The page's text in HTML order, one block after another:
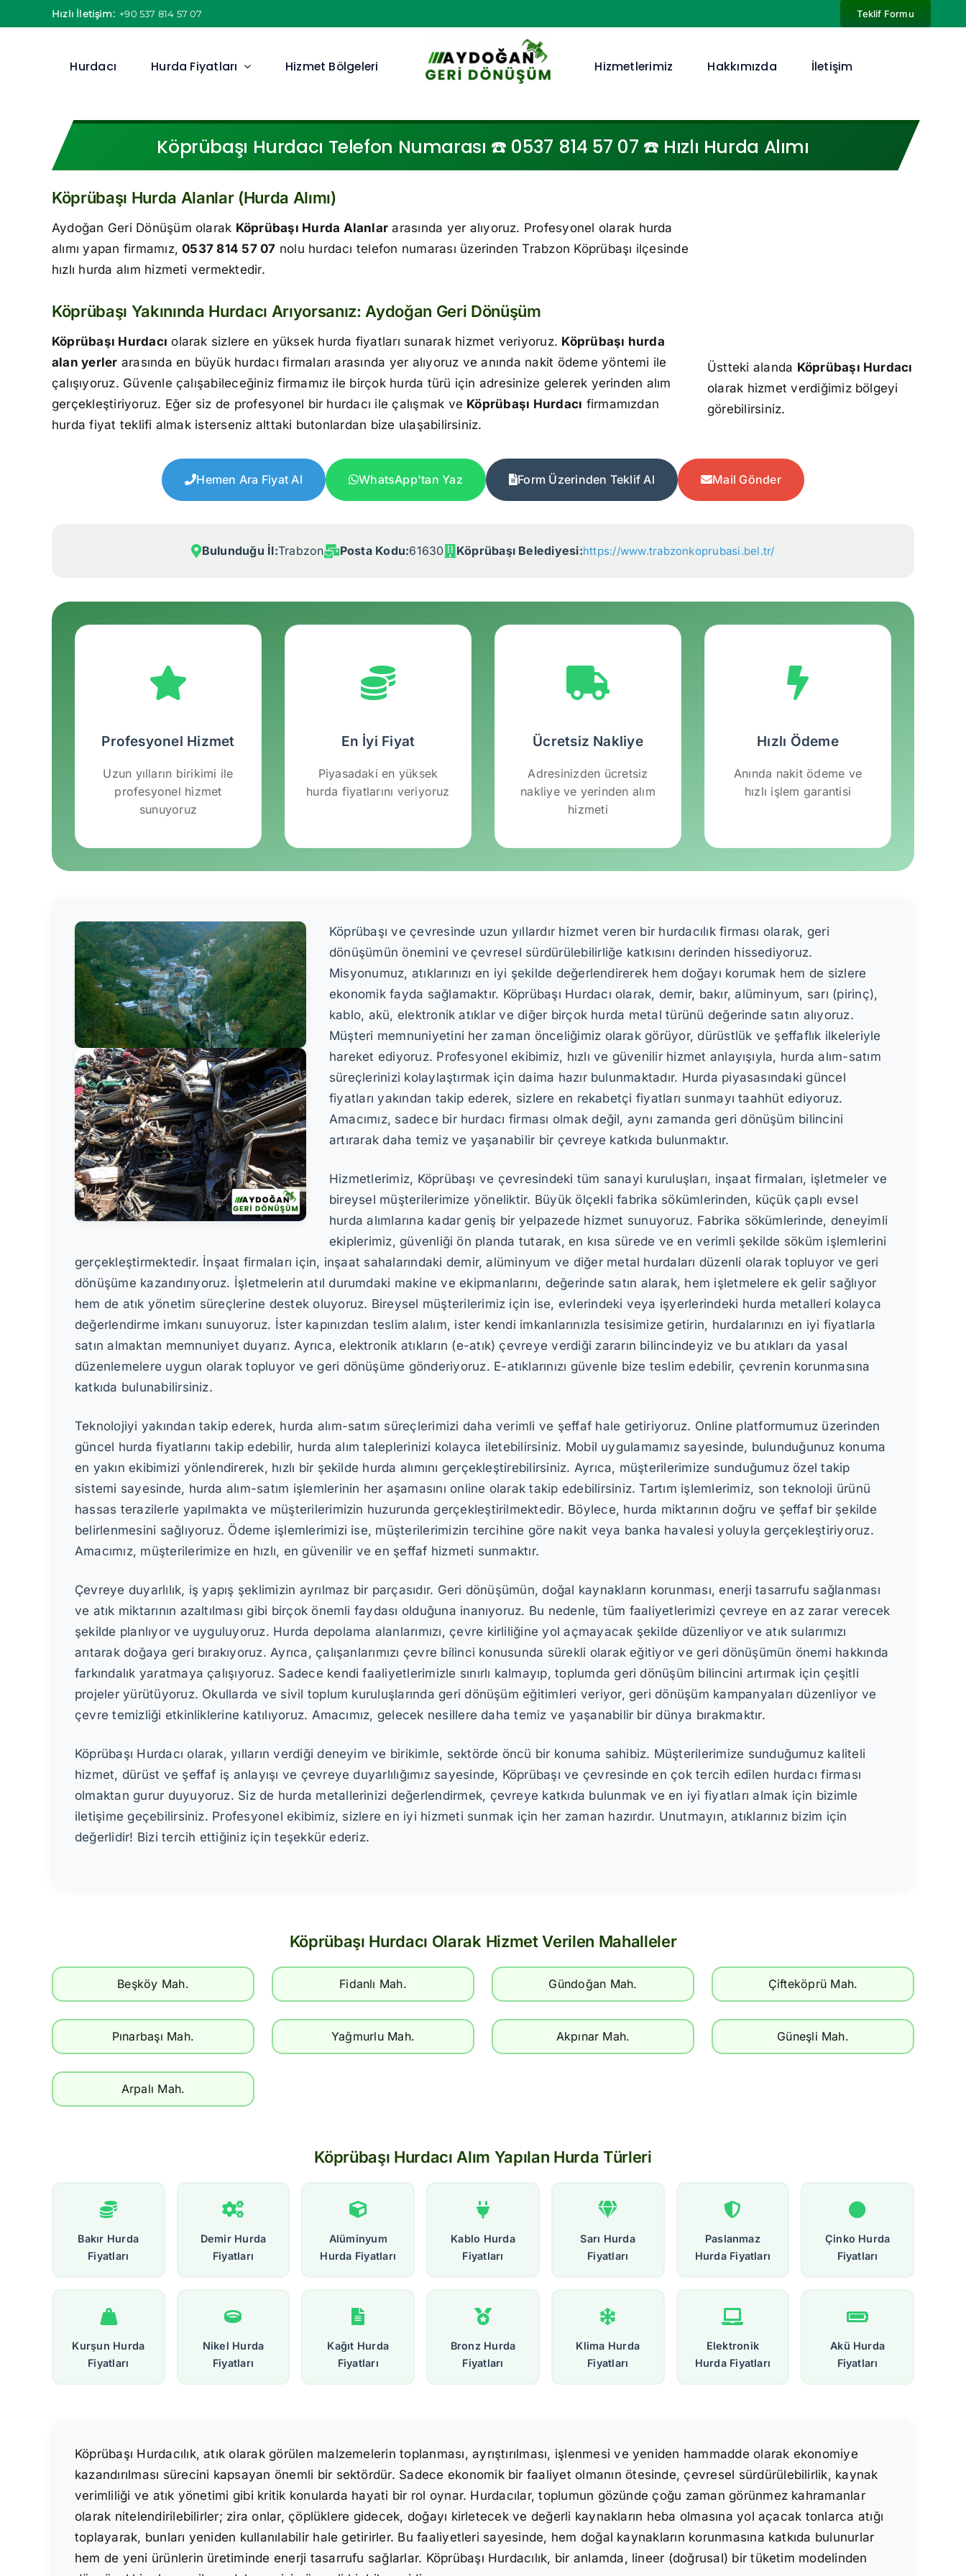
to
Hızlı İletişim: +90 537 814 57 07 Teklif Formu
Hurdacı Hurda Fiyatları Hizmet Bölgeleri Hizmetlerimiz Hakkımızda İletişim
Köprübaşı Hurdacı Telefon Numarası ☎️ 0537 814 57 07 ☎️ Hızlı Hurda Alımı
Köprübaşı Hurda Alanlar (Hurda Alımı)
Aydoğan Geri Dönüşüm olarak Köprübaşı Hurda Alanlar arasında yer alıyoruz. Profesyonel olarak hurda
alımı yapan firmamız,0537 814 57 07 nolu hurdacı telefon numarası üzerinden Trabzon Köprübaşı ilçesinde
hızlı hurda alım hizmeti vermektedir.
Köprübaşı Yakınında Hurdacı Arıyorsanız: Aydoğan Geri Dönüşüm
Köprübaşı Hurdacı olarak sizlere en yüksek hurda fiyatları sunarak hizmet veriyoruz. Köprübaşı hurda
alan yerler arasında en büyük hurdacı firmaları arasında yer alıyoruz ve anında nakit ödeme yöntemi ile
çalışıyoruz. Güvenle çalışabileceğiniz firmamız ile birçok hurda türü için adresinize gelerek yerinden alım
gerçekleştiriyoruz. Eğer siz de profesyonel bir hurdacı ile çalışmak ve Köprübaşı Hurdacı firmamızdan
hurda fiyat teklifi almak isterseniz alttaki butonlardan bize ulaşabilirsiniz.
Üstteki alanda Köprübaşı Hurdacı
olarak hizmet verdiğimiz bölgeyi
görebilirsiniz.
Hemen Ara Fiyat Al WhatsApp'tan Yaz Form Üzerinden Teklif Al Mail Gönder
Bulunduğu İl:Trabzon Posta Kodu:61630 Köprübaşı Belediyesi:https://www.trabzonkoprubasi.bel.tr/
Profesyonel Hizmet
Uzun yılların birikimi ile
profesyonel hizmet
sunuyoruz
En İyi Fiyat
Piyasadaki en yüksek
hurda fiyatlarını veriyoruz
Ücretsiz Nakliye
Adresinizden ücretsiz
nakliye ve yerinden alım
hizmeti
Hızlı Ödeme
Anında nakit ödeme ve
hızlı işlem garantisi
Köprübaşı ve çevresinde uzun yıllardır hizmet veren bir hurdacılık firması olarak, geri
dönüşümün önemini ve çevresel sürdürülebilirliğe katkısını derinden hissediyoruz.
Misyonumuz, atıklarınızı en iyi şekilde değerlendirerek hem doğayı korumak hem de sizlere
ekonomik fayda sağlamaktır. Köprübaşı Hurdacı olarak, demir, bakır, alüminyum, sarı (pirinç),
kablo, akü, elektronik atıklar ve diğer birçok hurda metal türünü değerinde satın alıyoruz.
Müşteri memnuniyetini her zaman önceliğimiz olarak görüyor, dürüstlük ve şeffaflık ilkeleriyle
hareket ediyoruz. Profesyonel ekibimiz, hızlı ve güvenilir hizmet anlayışıyla, hurda alım-satım
süreçlerinizi kolaylaştırmak için daima hazır bulunmaktadır. Hurda piyasasındaki güncel
fiyatları yakından takip ederek, sizlere en rekabetçi fiyatları sunmayı taahhüt ediyoruz.
Amacımız, sadece bir hurdacı firması olmak değil, aynı zamanda geri dönüşüm bilincini
artırarak daha temiz ve yaşanabilir bir çevreye katkıda bulunmaktır.
Hizmetlerimiz, Köprübaşı ve çevresindeki tüm sanayi kuruluşları, inşaat firmaları, işletmeler ve
bireysel müşterilerimize yöneliktir. Büyük ölçekli fabrika sökümlerinden, küçük çaplı evsel
hurda alımlarına kadar geniş bir yelpazede hizmet sunuyoruz. Fabrika sökümlerinde, deneyimli
ekiplerimiz, güvenliği ön planda tutarak, en kısa sürede ve en verimli şekilde söküm işlemlerini
gerçekleştirmektedir. İnşaat firmaları için, inşaat sahalarındaki demir, alüminyum ve diğer metal hurdaları düzenli olarak topluyor ve geri
dönüşüme kazandırıyoruz. İşletmelerin atıl durumdaki makine ve ekipmanlarını, değerinde satın alarak, hem işletmelere ek gelir sağlıyor
hem de atık yönetim süreçlerine destek oluyoruz. Bireysel müşterilerimiz için ise, evlerindeki veya işyerlerindeki hurda metalleri kolayca
değerlendirme imkanı sunuyoruz. İster kapınızdan teslim alalım, ister kendi imkanlarınızla tesisimize getirin, hurdalarınızı en iyi fiyatlarla
satın almaktan memnuniyet duyarız. Ayrıca, elektronik atıkların (e-atık) çevreye verdiği zararın bilincindeyiz ve bu atıkları da yasal
düzenlemelere uygun olarak topluyor ve geri dönüşüme gönderiyoruz. E-atıklarınızı güvenle bize teslim edebilir, çevrenin korunmasına
katkıda bulunabilirsiniz.
Teknolojiyi yakından takip ederek, hurda alım-satım süreçlerimizi daha verimli ve şeffaf hale getiriyoruz. Online platformumuz üzerinden
güncel hurda fiyatlarını takip edebilir, hurda alım taleplerinizi kolayca iletebilirsiniz. Mobil uygulamamız sayesinde, bulunduğunuz konuma
en yakın ekibimizi yönlendirerek, hızlı bir şekilde hurda alımını gerçekleştirebilirsiniz. Ayrıca, müşterilerimize sunduğumuz özel takip
sistemi sayesinde, hurda alım-satım işlemlerinin her aşamasını online olarak takip edebilirsiniz. Tartım işlemlerimiz, son teknoloji ürünü
hassas terazilerle yapılmakta ve müşterilerimizin huzurunda gerçekleştirilmektedir. Böylece, hurda miktarının doğru ve şeffaf bir şekilde
belirlenmesini sağlıyoruz. Ödeme işlemlerimizi ise, müşterilerimizin tercihine göre nakit veya banka havalesi yoluyla gerçekleştiriyoruz.
Amacımız, müşterilerimize en hızlı, en güvenilir ve en şeffaf hizmeti sunmaktır.
Çevreye duyarlılık, iş yapış şeklimizin ayrılmaz bir parçasıdır. Geri dönüşümün, doğal kaynakların korunması, enerji tasarrufu sağlanması
ve atık miktarının azaltılması gibi birçok önemli faydası olduğuna inanıyoruz. Bu nedenle, tüm faaliyetlerimizi çevreye en az zarar verecek
şekilde planlıyor ve uyguluyoruz. Hurda depolama alanlarımızı, çevre kirliliğine yol açmayacak şekilde düzenliyor ve atık sularımızı
arıtarak doğaya geri bırakıyoruz. Ayrıca, çalışanlarımızı çevre bilinci konusunda sürekli olarak eğitiyor ve geri dönüşümün önemi hakkında
farkındalık yaratmaya çalışıyoruz. Sadece kendi faaliyetlerimizle sınırlı kalmayıp, toplumda geri dönüşüm bilincini artırmak için çeşitli
projeler yürütüyoruz. Okullarda ve sivil toplum kuruluşlarında geri dönüşüm eğitimleri veriyor, geri dönüşüm kampanyaları düzenliyor ve
çevre temizliği etkinliklerine katılıyoruz. Amacımız, gelecek nesillere daha temiz ve yaşanabilir bir dünya bırakmaktır.
Köprübaşı Hurdacı olarak, yılların verdiği deneyim ve birikimle, sektörde öncü bir konuma sahibiz. Müşterilerimize sunduğumuz kaliteli
hizmet, dürüst ve şeffaf iş anlayışı ve çevreye duyarlılığımız sayesinde, Köprübaşı ve çevresinde en çok tercih edilen hurdacı firması
olmaktan gurur duyuyoruz. Siz de hurda metallerinizi değerlendirmek, çevreye katkıda bulunmak ve en iyi fiyatları almak için bizimle
iletişime geçebilirsiniz. Profesyonel ekibimiz, sizlere en iyi hizmeti sunmak için her zaman hazırdır. Unutmayın, atıklarınız bizim için
değerlidir! Bizi tercih ettiğiniz için teşekkür ederiz.
Köprübaşı Hurdacı Olarak Hizmet Verilen Mahalleler
Beşköy Mah. Fidanlı Mah. Gündoğan Mah. Çifteköprü Mah.
Pınarbaşı Mah. Yağmurlu Mah. Akpınar Mah. Güneşli Mah.
Arpalı Mah.
Köprübaşı Hurdacı Alım Yapılan Hurda Türleri
Bakır Hurda
Fiyatları
Demir Hurda
Fiyatları
Alüminyum
Hurda Fiyatları
Kablo Hurda
Fiyatları
Sarı Hurda
Fiyatları
Paslanmaz
Hurda Fiyatları
Çinko Hurda
Fiyatları
Kurşun Hurda
Fiyatları
Nikel Hurda
Fiyatları
Kağıt Hurda
Fiyatları
Bronz Hurda
Fiyatları
Klima Hurda
Fiyatları
Elektronik
Hurda Fiyatları
Akü Hurda
Fiyatları
Köprübaşı Hurdacılık, atık olarak görülen malzemelerin toplanması, ayrıştırılması, işlenmesi ve yeniden hammadde olarak ekonomiye
kazandırılması sürecini kapsayan önemli bir sektördür. Sadece ekonomik bir faaliyet olmanın ötesinde, çevresel sürdürülebilirlik, kaynak
verimliliği ve atık yönetimi gibi kritik konularda hayati bir rol oynar. Hurdacılar, toplumun gözünde çoğu zaman görünmez kahramanlar
olarak nitelendirilebilirler; zira onlar, çöplüklere gidecek, doğayı kirletecek ve değerli kaynakların heba olmasına yol açacak tonlarca atığı
toplayarak, bunları yeniden kullanılabilir hale getirirler. Bu faaliyetleri sayesinde, hem doğal kaynakların korunmasına katkıda bulunurlar
hem de yeni ürünlerin üretiminde enerji tasarrufu sağlarlar. Köprübaşı Hurdacılık, bir anlamda, lineer (doğrusal) bir tüketim modelinden